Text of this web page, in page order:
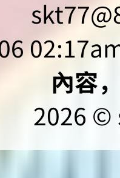
內容
2026 ©